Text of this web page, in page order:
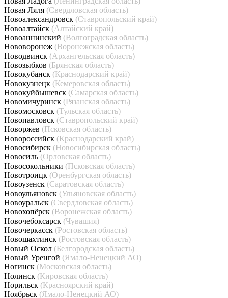
Новая Ляля (Свердловская область)
Новоалександровск (Ставропольский край)
Новоалтайск (Алтайский край)
Новоаннинский (Волгоградская область)
Нововоронеж (Воронежская область)
Новодвинск (Архангельская область)
Новозыбков (Брянская область)
Новокубанск (Краснодарский край)
Новокузнецк (Кемеровская область)
Новокуйбышевск (Самарская область)
Новомичуринск (Рязанская область)
Новомосковск (Тульская область)
Новопавловск (Ставропольский край)
Новоржев (Псковская область)
Новороссийск (Краснодарский край)
Новосибирск (Новосибирская область)
Новосиль (Орловская область)
Новосокольники (Псковская область)
Новотроицк (Оренбургская область)
Новоузенск (Саратовская область)
Новоульяновск (Ульяновская область)
Новоуральск (Свердловская область)
Новохопёрск (Воронежская область)
Новочебоксарск (Чувашия)
Новочеркасск (Ростовская область)
Новошахтинск (Ростовская область)
Новый Оскол (Белгородская область)
Новый Уренгой (Ямало-Ненецкий АО)
Ногинск (Московская область)
Нолинск (Кировская область)
Норильск (Красноярский край)
Ноябрьск (Ямало-Ненецкий АО)